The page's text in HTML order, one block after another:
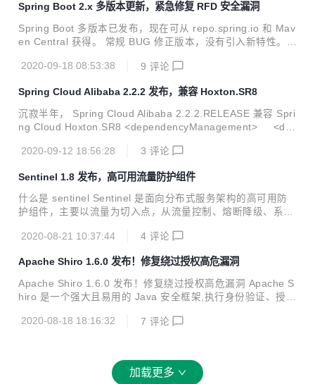
终从 Nacosmanager 获取 Namingservice 删除无...
Spring Boot 2.x 多版本更新，紧急修复 RFD 安全漏洞
Spring Boot 多版本已发布，现在可从 repo.spring.io 和 Mav
en Central 获得。 常规 BUG 修正版本，没有引入新特性。旨
-2020-5421）的修复程序。 此漏洞可以通过 sessionId 绕过
groupId>org.springframework.boot</groupId> <artifactId>
spring-boot-starter-parent</artifact...
2020-09-18 08:53:38 9 评论
Spring Cloud Alibaba 2.2.2 发布，兼容 Hoxton.SR8
沉寂半年， Spring Cloud Alibaba 2.2.2.RELEASE 兼容 Spri
ng Cloud Hoxton.SR8 <dependencyManagement> <de
alibaba.cloud</groupId> <artifactId>spring-cloud-
RELEASE</version> ...
2020-09-12 18:56:28 3 评论
Sentinel 1.8 发布，高可用流量防护组件
什么是 sentinel Sentinel 是面向分布式服务架构的高可用防
护组件，主要以流量为切入点，从流量控制、熔断降级、系统
过长时间的打磨后，Sentinel 1.8.0 版本正式发布！该版本是
尤其是针对熔断降级特性的完善升级（支持任意统计时长、慢
调用比例降级策略、熔断器事件监听等特性）；同时该版本进
一步扩充了开源生态，提供对 Java EE (JAX-RS, CDI), Quar
功能/增强 增加新的断路器...
2020-08-21 10:37:44 4 评论
Apache Shiro 1.6.0 发布！修复绕过授权高危漏洞
Apache Shiro 1.6.0 发布！修复绕过授权高危漏洞 Apache S
hiro 是一个强大且易用的 Java 安全框架,执行身份验证、授
速、轻松地获得任何应用程序,从最小的移动应用程序到最大的
赖 CVE-2020-13933 安全漏洞 CVE-2020-11989（2020.6
的安全漏洞）的修复补丁存在缺陷，由于 shiro 在处理 url 时
2020-08-18 18:16:32 7 评论
加载更多